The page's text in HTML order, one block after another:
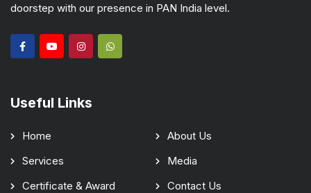
doorstep with our presence in PAN India level.
Useful Links
Home
About Us
Services
Media
Certificate & Award
Contact Us